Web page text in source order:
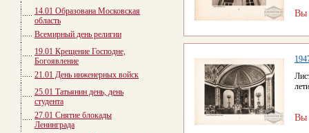
14.01 Образована Московская
область
Всемирный день религии
19.01 Крещение Господне,
Богоявление
21.01 День инженерных войск
25.01 Татьянин день, день
студента
27.01 Снятие блокады
Ленинграда
Вы
Вы